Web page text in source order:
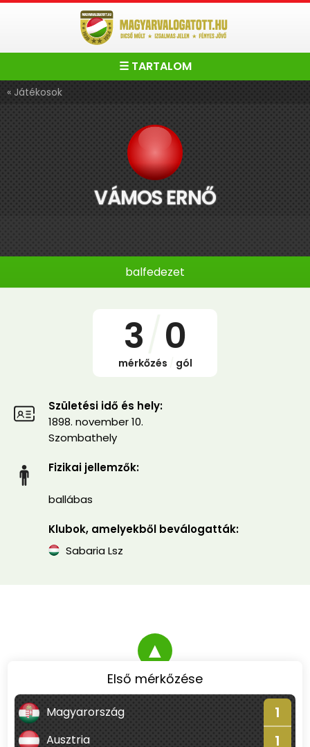
☰ TARTALOM
« Játékosok
VÁMOS ERNŐ
balfedezet
3 0
mérkőzés gól
Születési idő és hely:
1898. november 10.
Szombathely
Fizikai jellemzők:
ballábas
Klubok, amelyekből beválogatták:
Sabaria Lsz
▲
Első mérkőzése
Magyarország 1
Ausztria 1